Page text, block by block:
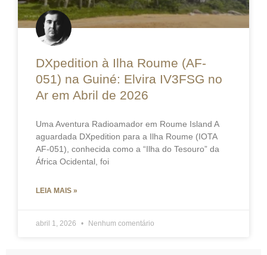
DXpedition à Ilha Roume (AF-
051) na Guiné: Elvira IV3FSG no
Ar em Abril de 2026
Uma Aventura Radioamador em Roume Island A
aguardada DXpedition para a Ilha Roume (IOTA
AF-051), conhecida como a “Ilha do Tesouro” da
África Ocidental, foi
LEIA MAIS »
abril 1, 2026 Nenhum comentário